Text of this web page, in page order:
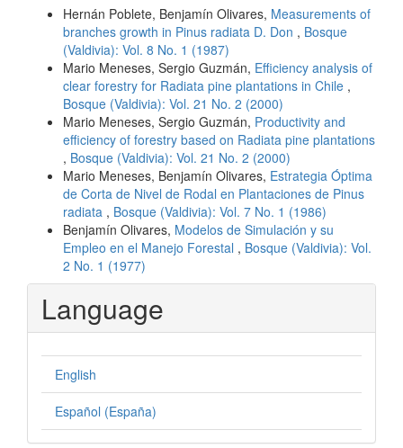
Hernán Poblete, Benjamín Olivares, Measurements of
branches growth in Pinus radiata D. Don , Bosque
(Valdivia): Vol. 8 No. 1 (1987)
Mario Meneses, Sergio Guzmán, Efficiency analysis of
clear forestry for Radiata pine plantations in Chile ,
Bosque (Valdivia): Vol. 21 No. 2 (2000)
Mario Meneses, Sergio Guzmán, Productivity and
efficiency of forestry based on Radiata pine plantations
, Bosque (Valdivia): Vol. 21 No. 2 (2000)
Mario Meneses, Benjamín Olivares, Estrategia Óptima
de Corta de Nivel de Rodal en Plantaciones de Pinus
radiata , Bosque (Valdivia): Vol. 7 No. 1 (1986)
Benjamín Olivares, Modelos de Simulación y su
Empleo en el Manejo Forestal , Bosque (Valdivia): Vol.
2 No. 1 (1977)
Language
English
Español (España)